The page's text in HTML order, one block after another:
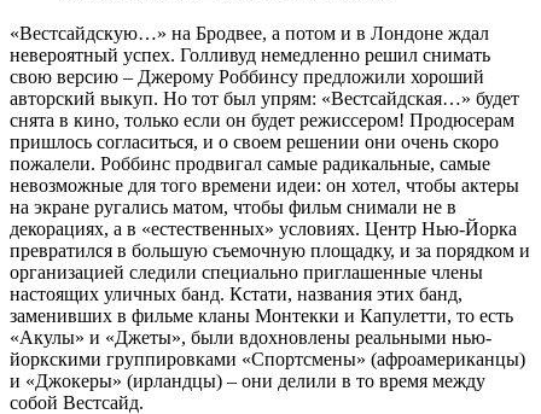
«Вестсайдскую…» на Бродвее, а потом и в Лондоне ждал
невероятный успех. Голливуд немедленно решил снимать
свою версию – Джерому Роббинсу предложили хороший
авторский выкуп. Но тот был упрям: «Вестсайдская…» будет
снята в кино, только если он будет режиссером! Продюсерам
пришлось согласиться, и о своем решении они очень скоро
пожалели. Роббинс продвигал самые радикальные, самые
невозможные для того времени идеи: он хотел, чтобы актеры
на экране ругались матом, чтобы фильм снимали не в
декорациях, а в «естественных» условиях. Центр Нью-Йорка
превратился в большую съемочную площадку, и за порядком и
организацией следили специально приглашенные члены
настоящих уличных банд. Кстати, названия этих банд,
заменивших в фильме кланы Монтекки и Капулетти, то есть
«Акулы» и «Джеты», были вдохновлены реальными нью-
йоркскими группировками «Спортсмены» (афроамериканцы)
и «Джокеры» (ирландцы) – они делили в то время между
собой Вестсайд.